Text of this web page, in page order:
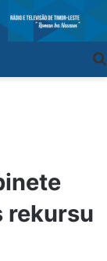
rekursu